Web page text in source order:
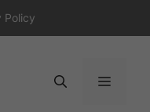
Policy
Menu